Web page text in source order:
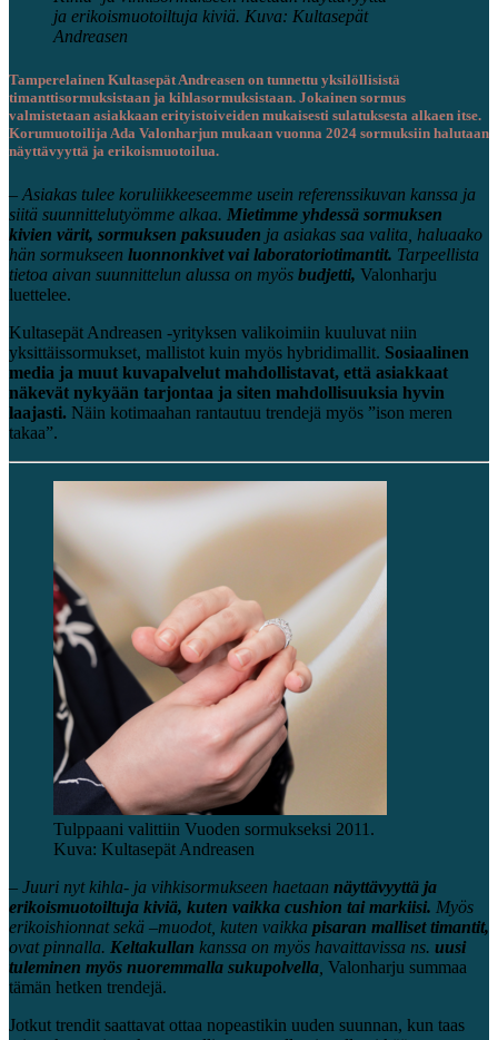
ja erikoismuotoiltuja kiviä. Kuva: Kultasepät
Andreasen
Tamperelainen Kultasepät Andreasen on tunnettu yksilöllisistä
timanttisormuksistaan ja kihlasormuksistaan. Jokainen sormus
valmistetaan asiakkaan erityistoiveiden mukaisesti sulatuksesta alkaen itse.
Korumuotoilija Ada Valonharjun mukaan vuonna 2024 sormuksiin halutaan
näyttävyyttä ja erikoismuotoilua.
– Asiakas tulee koruliikkeeseemme usein referenssikuvan kanssa ja
siitä suunnittelutyömme alkaa. Mietimme yhdessä sormuksen
kivien värit, sormuksen paksuuden ja asiakas saa valita , haluaako
hän sormukseen luonnonkivet vai laboratoriotimantit. Tarpeellista
tietoa aivan suunnittelun alussa on myös budjetti, Valonharju
luettelee.
Kultasepät Andreasen -yrityksen valikoimiin kuuluvat niin
yksittäissormukset, mallistot kuin myös hybridimallit. Sosiaalinen
media ja muut kuvapalvelut mahdollistavat, että asiakkaat
näkevät nykyään tarjontaa ja siten mahdollisuuksia hyvin
laajasti. Näin kotimaahan rantautuu trendejä myös ”ison meren
takaa”.
Tulppaani valittiin Vuoden sormukseksi 2011.
Kuva: Kultasepät Andreasen
– Juuri nyt kihla- ja vihkisormukseen haetaan näyttävyyttä ja
erikoismuotoiltuja kiviä, kuten vaikka cushion taimarkiisi. Myös
erikoishionnatsekä –muodot, kuten vaikka pisaran mallisettimantit,
ovat pinnalla. Keltakullan kanssa on myös havaittavissa ns. uusi
tuleminen myös nuoremmalla sukupolvella Valonharju summaa
tämän hetken trendejä.
Jotkut trendit saattavat ottaa nopeastikin uuden suunnan, kun taas